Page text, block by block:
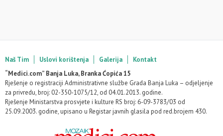
Naš Tim Uslovi korištenja Galerija
Kontakt
“Medici.com” Banja Luka, Branka Ćopića 15
Rješenje o registraciji Administrativne službe Grada Banja Luka – odjeljenje
za privredu, broj: 02-350-1075/12, od 04.01.2013. godine.
Rješenje Ministarstva prosvjete i kulture RS broj: 6-09-3783/03 od
25.09.2003. godine, upisano u Registar javnih glasila pod red.brojem 430.